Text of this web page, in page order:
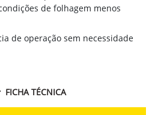
de folhagem menos
de operação sem necessidade
FICHA TÉCNICA